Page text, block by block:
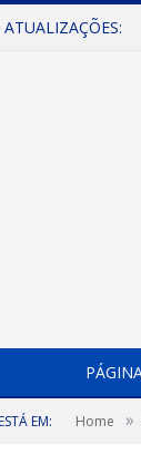
EM: Home »